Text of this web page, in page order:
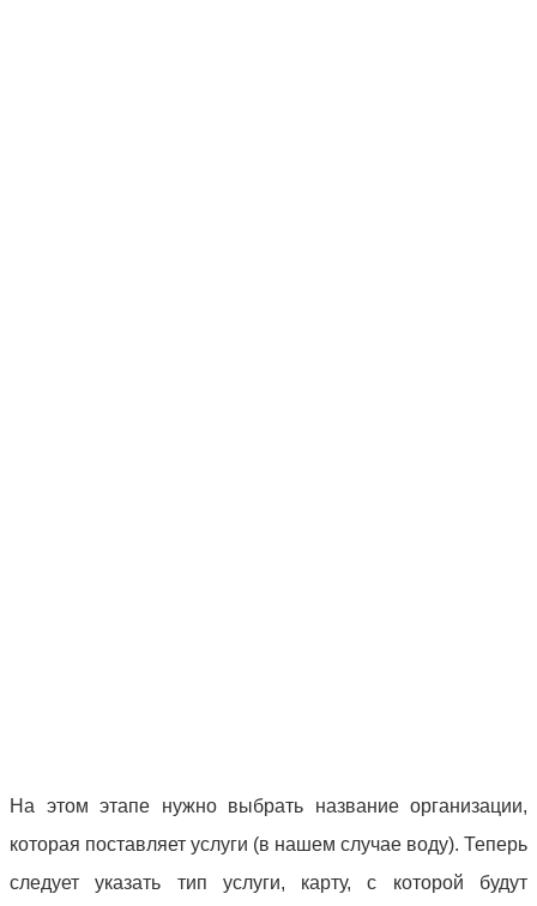
На этом этапе нужно выбрать название организации,
которая поставляет услуги (в нашем случае воду). Теперь
следует указать тип услуги, карту, с которой будут